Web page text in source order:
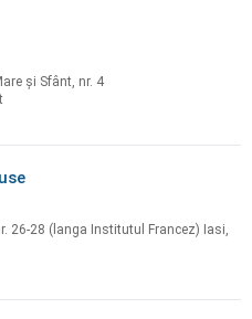
şi Sfânt, nr. 4
26-28 (langa Institutul Francez) Iasi,